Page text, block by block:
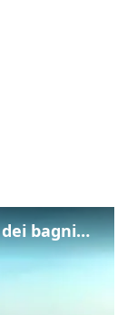
Tuffi dai pontili a Jesolo, il capo dei bagnini: "L'impegno di tutti per evitare altre tragedie"